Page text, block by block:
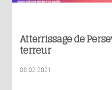
Atterrissage de
terreur
08.02.2021